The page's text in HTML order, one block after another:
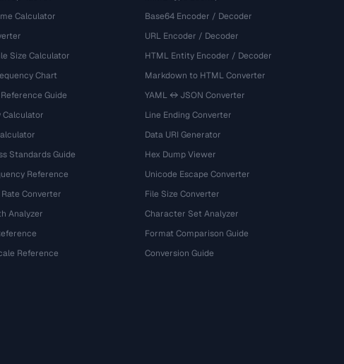
Calculator
Size Calculator
Chart
Guide
Calculator
Standards Guide
Reference
Converter
Analyzer
Reference
Base64 Encoder / Decoder
URL Encoder / Decoder
HTML Entity Encoder / Decoder
Markdown to HTML Converter
YAML ↔ JSON Converter
Line Ending Converter
Data URI Generator
Hex Dump Viewer
Unicode Escape Converter
File Size Converter
Character Set Analyzer
Format Comparison Guide
Conversion Guide